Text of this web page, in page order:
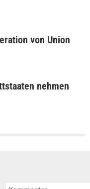
von Union
nehmen